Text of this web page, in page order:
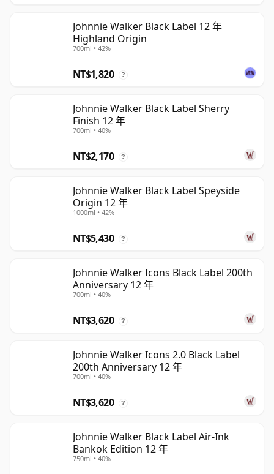
Johnnie Walker Black Label 12 年
Highland Origin
700ml • 42%
NT$1,820 ?
Johnnie Walker Black Label Sherry
Finish 12 年
700ml • 40%
NT$2,170 ?
Johnnie Walker Black Label Speyside
Origin 12 年
1000ml • 42%
NT$5,430 ?
Johnnie Walker Icons Black Label 200th
Anniversary 12 年
700ml • 40%
NT$3,620 ?
Johnnie Walker Icons 2.0 Black Label
200th Anniversary 12 年
700ml • 40%
NT$3,620 ?
Johnnie Walker Black Label Air-Ink
Bankok Edition 12 年
750ml • 40%